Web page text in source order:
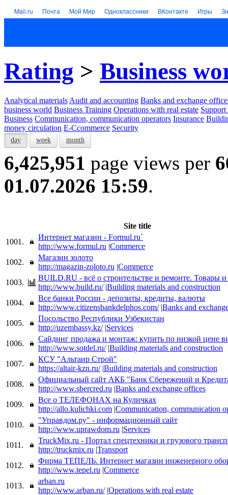
Mail.ru Почта Мой Мир Одноклассники ВКонтакте Игры
Rating > Business
Analytical materials Audit and accounting Banks and exchange
business world Business Training Operations with real estate Support
Business Communication, communication operators Insurance
money circulation E-Ccommerce Security
day week month
6,425,951 page views per
01.07.2026 15:59.
Site title
1001.
Интернет магазин - Formul.ru`
http://www.formul.ru |Commerce
1002.
Магазин золото
http://magazin-zoloto.ru |Commerce
1003.
BUILD.RU - всё о строительстве и ремонте. Товары и
http://www.build.ru/ |Building materials and construction
1004.
Все банки России - депозиты, кредиты, валюты
http://www.citizensbankdelphos.com/ |Banks and
1005.
Посольство Республики Узбекистан
http://uzembassy.kz/ |Services
1006.
Сайдинг продажа и монтаж: купить по низкой цене
http://www.sotdel.ru/ |Building materials and construction
1007.
КСУ "Альтаир Строй"
https://altair-kzn.ru/ |Building materials and construction
1008.
Официальный сайт АКБ "Банк Сбережений и
http://www.sbercred.ru |Banks and exchange offices
1009.
Все о ТЕЛЕФОНАХ на Куличках
http://allo.kulichki.com |Communication, communication
1010.
"Управдом.ру" - информационный сайт
http://www.uprawdom.ru |Services
1011.
TruckMix.ru - Портал спецтехники и грузового
http://truckmix.ru |Transport
1012.
Фирма ТЕПЕЛЬ. Интернет магазин инженерного
http://www.tepel.ru |Commerce
1013.
arban.ru
http://www.arban.ru/ |Operations with real estate